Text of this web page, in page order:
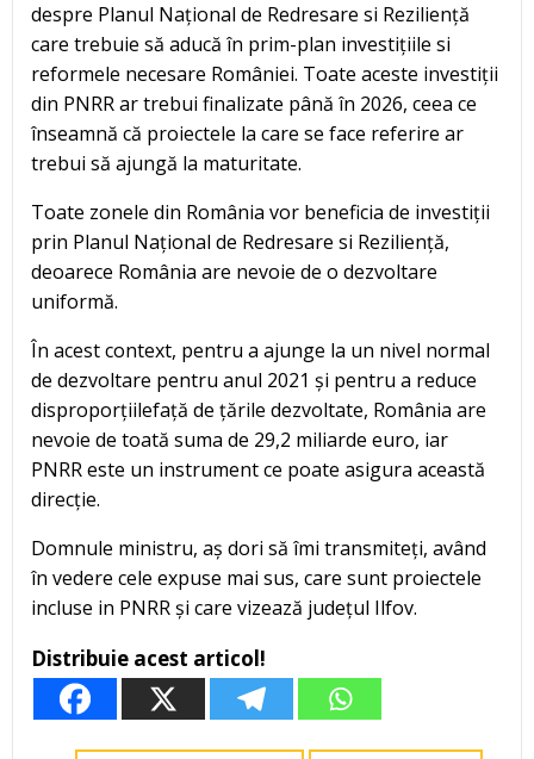
despre Planul Național de Redresare si Reziliență
care trebuie să aducă în prim-plan investițiile si
reformele necesare României. Toate aceste investiții
din PNRR ar trebui finalizate până în 2026, ceea ce
înseamnă că proiectele la care se face referire ar
trebui să ajungă la maturitate.
Toate zonele din România vor beneficia de investiții
prin Planul Național de Redresare si Reziliență,
deoarece România are nevoie de o dezvoltare
uniformă.
În acest context, pentru a ajunge la un nivel normal
de dezvoltare pentru anul 2021 și pentru a reduce
disproporțiilefață de țările dezvoltate, România are
nevoie de toată suma de 29,2 miliarde euro, iar
PNRR este un instrument ce poate asigura această
direcție.
Domnule ministru, aș dori să îmi transmiteți, având
în vedere cele expuse mai sus, care sunt proiectele
incluse in PNRR și care vizează județul Ilfov.
Distribuie acest articol!